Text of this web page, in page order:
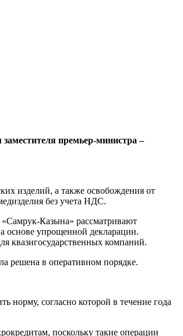
заместителя премьер-министра –
изделий, а также освобождения от
без учета НДС.
Казына» рассматривают
основе упрощенной декларации.
квазигосударственных компаний.
решена в оперативном порядке.
норму, согласно которой в течение года
поскольку такие операции